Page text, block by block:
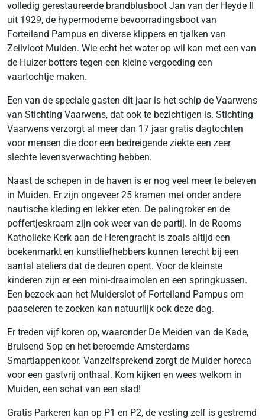
volledig gerestaureerde brandblusboot Jan van der Heyde II
uit 1929, de hypermoderne bevoorradingsboot van
Forteiland Pampus en diverse klippers en tjalken van
Zeilvloot Muiden. Wie echt het water op wil kan met een van
de Huizer botters tegen een kleine vergoeding een
vaartochtje maken.
Een van de speciale gasten dit jaar is het schip de Vaarwens
van Stichting Vaarwens, dat ook te bezichtigen is. Stichting
Vaarwens verzorgt al meer dan 17 jaar gratis dagtochten
voor mensen die door een bedreigende ziekte een zeer
slechte levensverwachting hebben.
Naast de schepen in de haven is er nog veel meer te beleven
in Muiden. Er zijn ongeveer 25 kramen met onder andere
nautische kleding en lekker eten. De palingroker en de
poffertjeskraam zijn ook weer van de partij. In de Rooms
Katholieke Kerk aan de Herengracht is zoals altijd een
boekenmarkt en kunstliefhebbers kunnen terecht bij een
aantal ateliers dat de deuren opent. Voor de kleinste
kinderen zijn er een mini-draaimolen en een springkussen.
Een bezoek aan het Muiderslot of Forteiland Pampus om
paaseieren te zoeken kan natuurlijk ook deze dag.
Er treden vijf koren op, waaronder De Meiden van de Kade,
Bruisend Sop en het beroemde Amsterdams
Smartlappenkoor. Vanzelfsprekend zorgt de Muider horeca
voor een gastvrij onthaal. Kom kijken en wees welkom in
Muiden, een schat van een stad!
Gratis Parkeren kan op P1 en P2, de vesting zelf is gestremd